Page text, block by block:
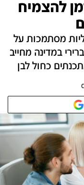
להצמיח
מסתמכות על
במדינה מחייב
כחול לבן